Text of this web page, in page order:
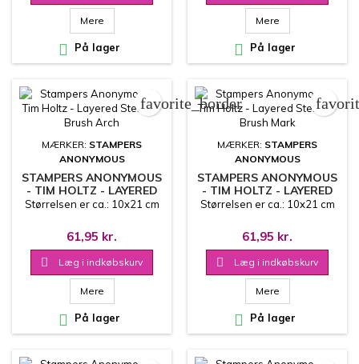
Mere
 På lager
Mere
 På lager
MÆRKER: STAMPERS
ANONYMOUS
STAMPERS ANONYMOUS
- TIM HOLTZ - LAYERED
STENCIL - BRUSH ARCH
Størrelsen er ca.: 10x21 cm
61,95 kr.
 Læg i indkøbskurv
Mere
 På lager
favorite_border
MÆRKER: STAMPERS
ANONYMOUS
STAMPERS ANONYMOUS
- TIM HOLTZ - LAYERED
STENCIL - BRUSH MARK
Størrelsen er ca.: 10x21 cm
61,95 kr.
 Læg i indkøbskurv
Mere
 På lager